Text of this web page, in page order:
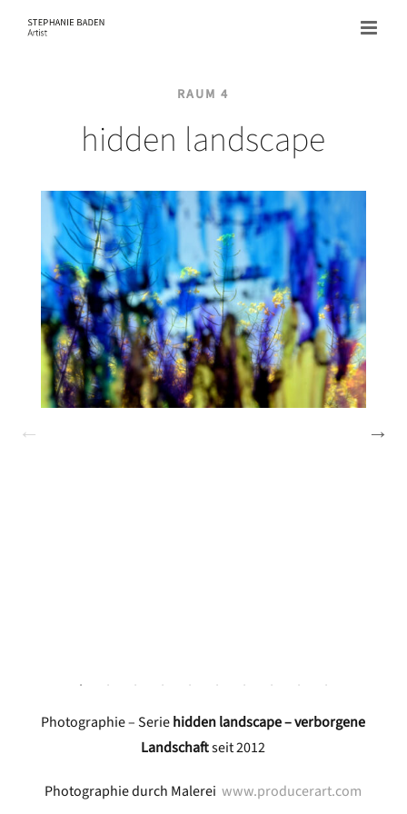
Inhalt
RAUM 4
hidden landscape
Photographie – Seriehidden landscape – verborgene
Landschaftseit 2012
Photographie durch Malerei www.producerart.com